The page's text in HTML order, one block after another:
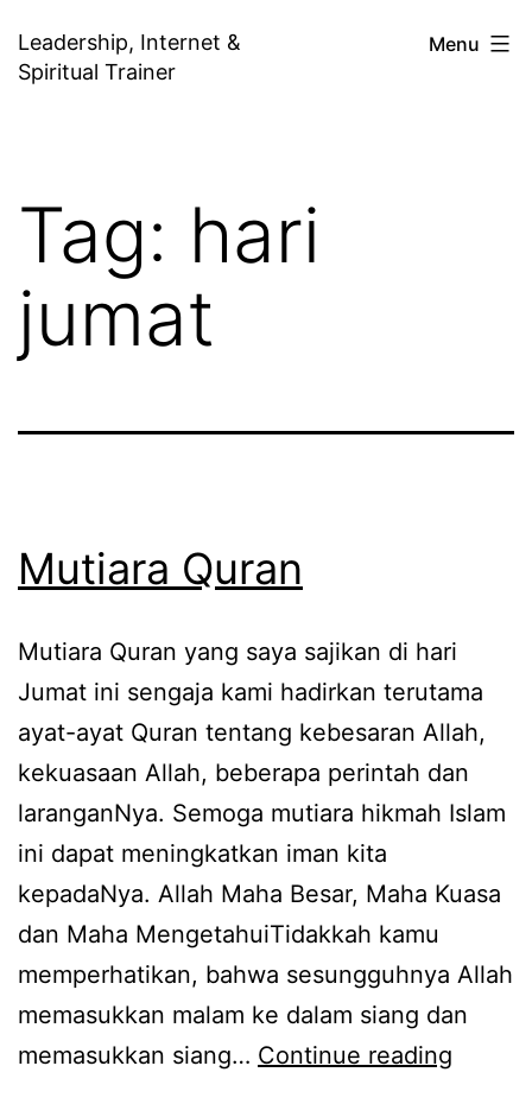
to
Leadership, Internet &
Spiritual Trainer
Menu
Tag: hari
jumat
Mutiara Quran
Mutiara Quran yang saya sajikan di hari
Jumat ini sengaja kami hadirkan terutama
ayat-ayat Quran tentang kebesaran Allah,
kekuasaan Allah, beberapa perintah dan
laranganNya. Semoga mutiara hikmah Islam
ini dapat meningkatkan iman kita
kepadaNya. Allah Maha Besar, Maha Kuasa
dan Maha MengetahuiTidakkah kamu
memperhatikan, bahwa sesungguhnya Allah
memasukkan malam ke dalam siang dan
memasukkan siang… Continue reading